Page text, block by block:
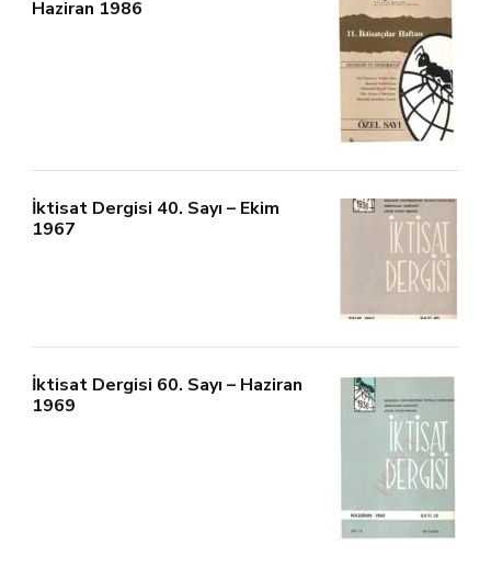
Haziran 1986
İktisat Dergisi 40. Sayı – Ekim
1967
İktisat Dergisi 60. Sayı – Haziran
1969